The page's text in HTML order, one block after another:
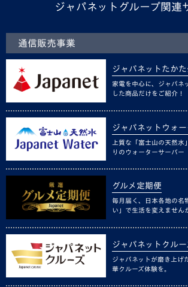
ジャパネットグループ関連
通信販売事業
ジャパネットたか
家電を中心に、ジャパネ
した商品だけをご紹介！
ジャパネットウォ
上質な「富士山の天然水
りのウォーターサーバー
グルメ定期便
毎月届く、日本各地の名
い」で生活を変えません
ジャパネットクルー
ジャパネットが磨き上げ
華クルーズ体験を。